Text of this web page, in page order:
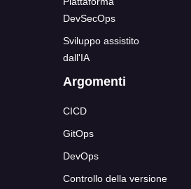
DevSecOps
Sviluppo assistito
dall'IA
Argomenti
CICD
GitOps
DevOps
Controllo della versione